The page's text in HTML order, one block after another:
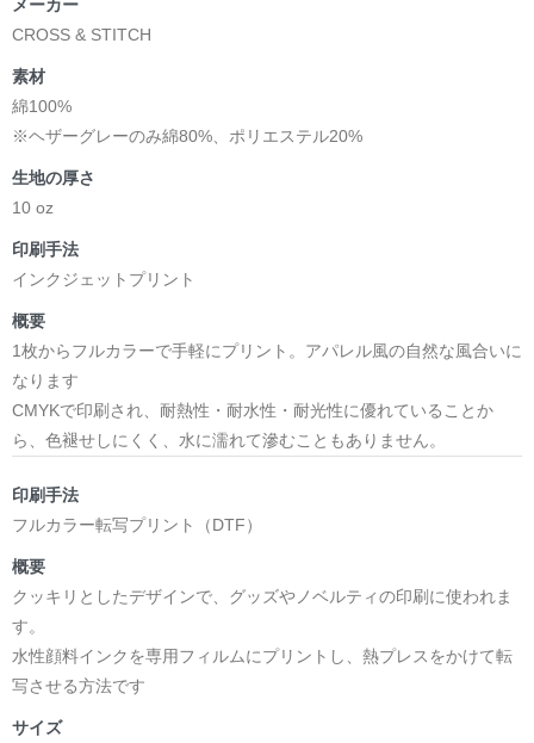
メーカー
CROSS & STITCH
素材
綿100%
※ヘザーグレーのみ綿80%、ポリエステル20%
生地の厚さ
10 oz
印刷手法
インクジェットプリント
概要
1枚からフルカラーで手軽にプリント。アパレル風の自然な風合いに
なります
CMYKで印刷され、耐熱性・耐水性・耐光性に優れていることか
ら、色褪せしにくく、水に濡れて滲むこともありません。
印刷手法
フルカラー転写プリント（DTF）
概要
クッキリとしたデザインで、グッズやノベルティの印刷に使われま
す。
水性顔料インクを専用フィルムにプリントし、熱プレスをかけて転
写させる方法です
サイズ